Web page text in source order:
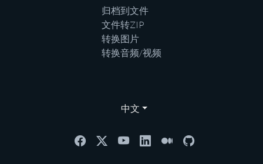
归档到文件
文件转ZIP
转换图片
转换音频/视频
中文